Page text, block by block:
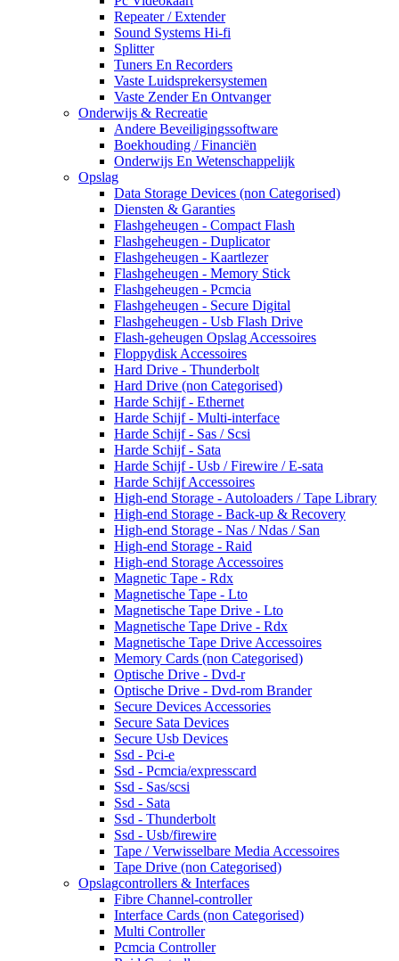
Repeater / Extender
Sound Systems Hi-fi
Splitter
Tuners En Recorders
Vaste Luidsprekersystemen
Vaste Zender En Ontvanger
Onderwijs & Recreatie
Andere Beveiligingssoftware
Boekhouding / Financiën
Onderwijs En Wetenschappelijk
Opslag
Data Storage Devices (non Categorised)
Diensten & Garanties
Flashgeheugen - Compact Flash
Flashgeheugen - Duplicator
Flashgeheugen - Kaartlezer
Flashgeheugen - Memory Stick
Flashgeheugen - Pcmcia
Flashgeheugen - Secure Digital
Flashgeheugen - Usb Flash Drive
Flash-geheugen Opslag Accessoires
Floppydisk Accessoires
Hard Drive - Thunderbolt
Hard Drive (non Categorised)
Harde Schijf - Ethernet
Harde Schijf - Multi-interface
Harde Schijf - Sas / Scsi
Harde Schijf - Sata
Harde Schijf - Usb / Firewire / E-sata
Harde Schijf Accessoires
High-end Storage - Autoloaders / Tape Library
High-end Storage - Back-up & Recovery
High-end Storage - Nas / Ndas / San
High-end Storage - Raid
High-end Storage Accessoires
Magnetic Tape - Rdx
Magnetische Tape - Lto
Magnetische Tape Drive - Lto
Magnetische Tape Drive - Rdx
Magnetische Tape Drive Accessoires
Memory Cards (non Categorised)
Optische Drive - Dvd-r
Optische Drive - Dvd-rom Brander
Secure Devices Accessories
Secure Sata Devices
Secure Usb Devices
Ssd - Pci-e
Ssd - Pcmcia/expresscard
Ssd - Sas/scsi
Ssd - Sata
Ssd - Thunderbolt
Ssd - Usb/firewire
Tape / Verwisselbare Media Accessoires
Tape Drive (non Categorised)
Opslagcontrollers & Interfaces
Fibre Channel-controller
Interface Cards (non Categorised)
Multi Controller
Pcmcia Controller